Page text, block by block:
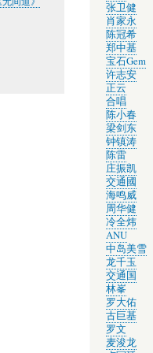
张卫健
肖家永
陈冠希
郑中基
宝石Gem
许志安
正云
合唱
陈小春
梁剑东
钟镇涛
陈雷
庄振凯
交通國
海鸣威
周华健
冷全炜
ANU
中岛美雪
龙千玉
交通国
林峯
罗大佑
古巨基
罗文
麦浚龙